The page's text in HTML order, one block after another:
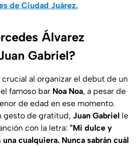
de Ciudad Juárez.
Álvarez
Gabriel?
al organizar el debut de un
famoso bar Noa Noa, a pesar de
de edad en ese momento.
gesto de gratitud, Juan Gabriel le
con la letra: "Mi dulce y
cualquiera. Nunca sabrán cuál